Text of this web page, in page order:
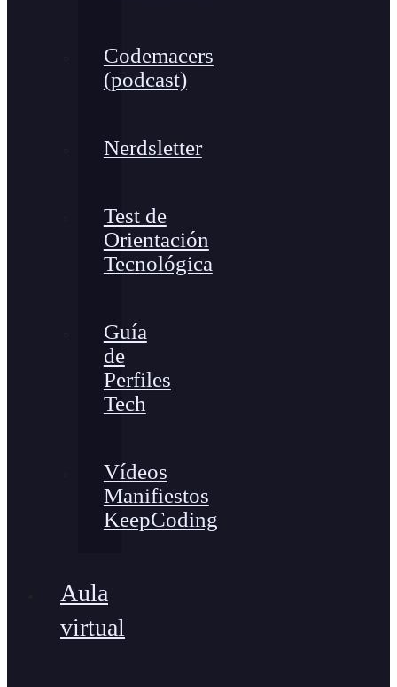
Codemacers
(podcast)
Nerdsletter
Test de
Orientación
Tecnológica
Guía
de
Perfiles
Tech
Vídeos
Manifiestos
KeepCoding
Aula
virtual